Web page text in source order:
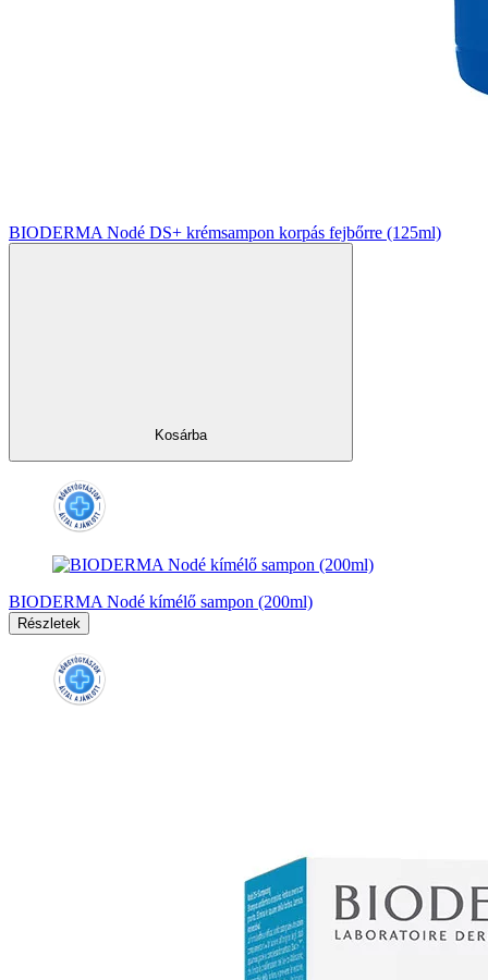
BIODERMA Nodé DS+ krémsampon korpás fejbőrre (125ml)
Kosárba
BIODERMA Nodé kímélő sampon (200ml)
Részletek